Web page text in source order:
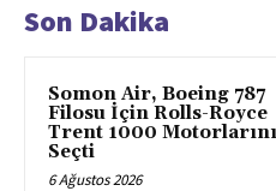
Son Dakika
Somon Air, Boeing 787
Filosu İçin Rolls-Royce
Trent 1000 Motorlarını
Seçti
6 Ağustos 2026